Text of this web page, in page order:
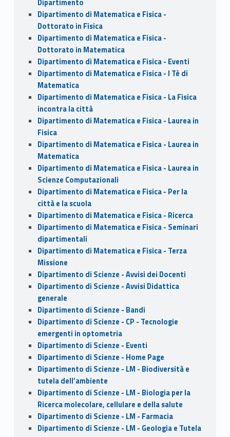
Dipartimento
Dipartimento di Matematica e Fisica -
Dottorato in Fisica
Dipartimento di Matematica e Fisica -
Dottorato in Matematica
Dipartimento di Matematica e Fisica - Eventi
Dipartimento di Matematica e Fisica - I Tè di
Matematica
Dipartimento di Matematica e Fisica - La Fisica
incontra la città
Dipartimento di Matematica e Fisica - Laurea in
Fisica
Dipartimento di Matematica e Fisica - Laurea in
Matematica
Dipartimento di Matematica e Fisica - Laurea in
Scienze Computazionali
Dipartimento di Matematica e Fisica - Per la
città e la scuola
Dipartimento di Matematica e Fisica - Ricerca
Dipartimento di Matematica e Fisica - Seminari
dipartimentali
Dipartimento di Matematica e Fisica - Terza
Missione
Dipartimento di Scienze - Avvisi dei Docenti
Dipartimento di Scienze - Avvisi Didattica
generale
Dipartimento di Scienze - Bandi
Dipartimento di Scienze - CP - Tecnologie
emergenti in optometria
Dipartimento di Scienze - Eventi
Dipartimento di Scienze - Home Page
Dipartimento di Scienze - LM - Biodiversità e
tutela dell’ambiente
Dipartimento di Scienze - LM - Biologia per la
Ricerca molecolare, cellulare e della salute
Dipartimento di Scienze - LM - Farmacia
Dipartimento di Scienze - LM - Geologia e Tutela